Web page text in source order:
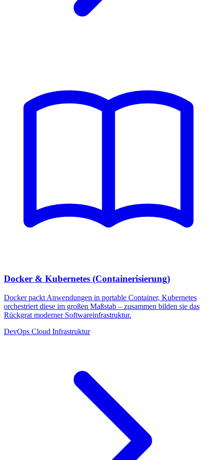
Docker & Kubernetes (Containerisierung)
Docker packt Anwendungen in portable Container, Kubernetes
orchestriert diese im großen Maßstab – zusammen bilden sie das
Rückgrat moderner Softwareinfrastruktur.
DevOps Cloud Infrastruktur